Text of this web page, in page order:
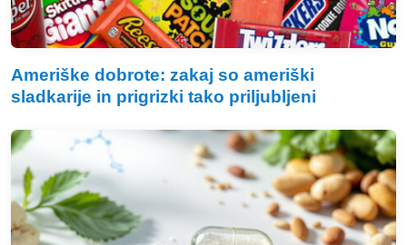
Ameriške dobrote: zakaj so ameriški
sladkarije in prigrizki tako priljubljeni